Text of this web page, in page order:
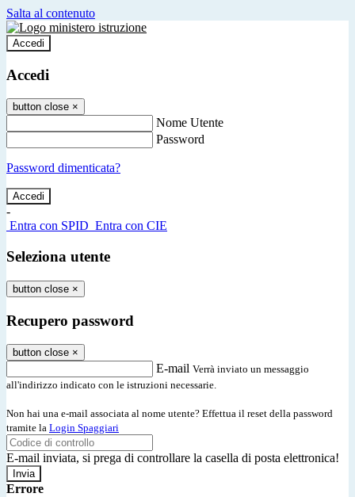
Salta al contenuto
Accedi
Accedi
button close ×
Nome Utente
Password
Password dimenticata?
-
Entra con SPID Entra con CIE
Seleziona utente
button close ×
Recupero password
button close ×
E-mail Verrà inviato un messaggio
all'indirizzo indicato con le istruzioni necessarie.
Non hai una e-mail associata al nome utente? Effettua il reset della password
tramite la Login Spaggiari
E-mail inviata, si prega di controllare la casella di posta elettronica!
Errore